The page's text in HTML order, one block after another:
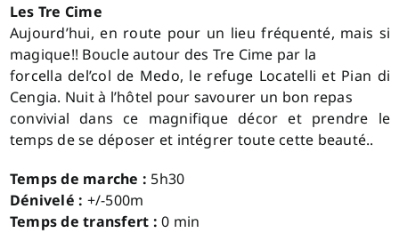
Les Tre Cime
Aujourd’hui, en route pour un lieu fréquenté, mais si
magique!! Boucle autour des Tre Cime par la
forcella del’col de Medo, le refuge Locatelli et Pian di
Cengia. Nuit à l’hôtel pour savourer un bon repas
convivial dans ce magnifique décor et prendre le
temps de se déposer et intégrer toute cette beauté..
Temps de marche : 5h30
Dénivelé : +/-500m
Temps de transfert : 0 min